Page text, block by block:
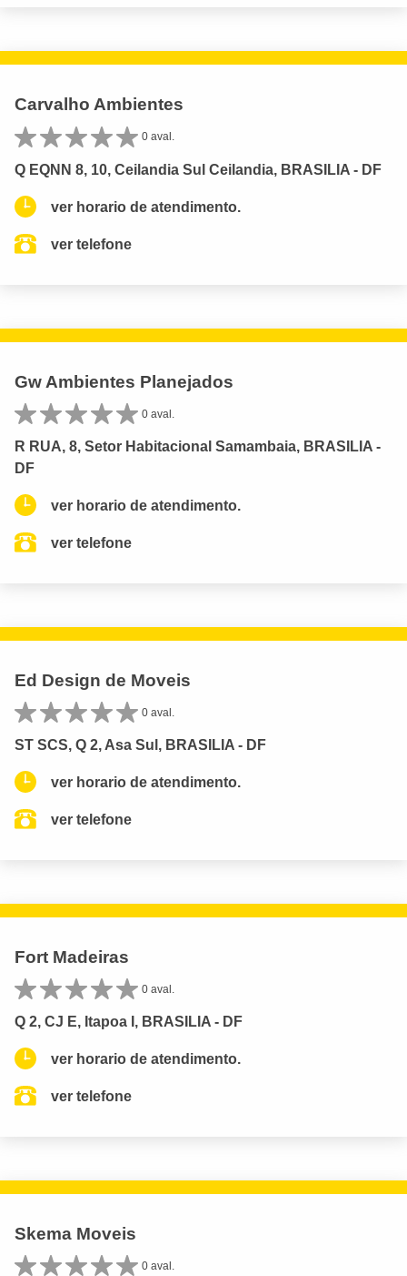
Carvalho Ambientes
0 aval.
Q EQNN 8, 10, Ceilandia Sul Ceilandia, BRASILIA - DF
ver horario de atendimento.
ver telefone
Gw Ambientes Planejados
0 aval.
R RUA, 8, Setor Habitacional Samambaia, BRASILIA -
DF
ver horario de atendimento.
ver telefone
Ed Design de Moveis
0 aval.
ST SCS, Q 2, Asa Sul, BRASILIA - DF
ver horario de atendimento.
ver telefone
Fort Madeiras
0 aval.
Q 2, CJ E, Itapoa I, BRASILIA - DF
ver horario de atendimento.
ver telefone
Skema Moveis
0 aval.